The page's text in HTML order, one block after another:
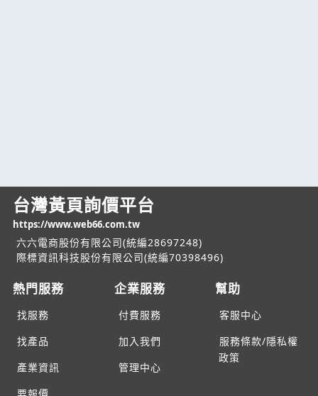
台灣黃頁詢價平台
https://www.web66.com.tw
六六電商股份有限公司(統編28697248)
際標資訊科技股份有限公司(統編70398496)
熱門服務
找服務
找產品
產業資訊
企業服務
付費服務
加入我們
管理中心
幫助
客服中心
服務條款/隱私權
政策